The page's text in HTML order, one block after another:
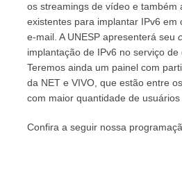
os streamings de vídeo e também
existentes para implantar IPv6 em
e-mail. A UNESP apresenterá seu
implantação de IPv6 no serviço de
Teremos ainda um painel com
da NET e VIVO, que estão entre
com maior quantidade de usuários
Confira a seguir nossa